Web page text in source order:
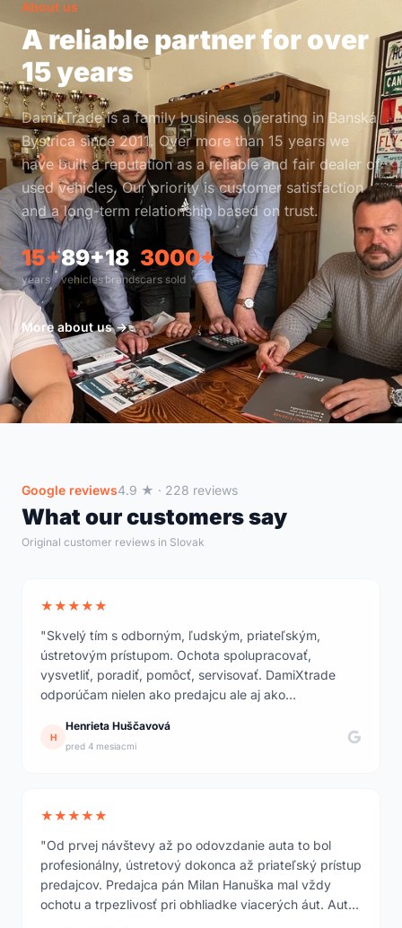
About us
A reliable partner for over
15 years
DamixTrade is a family business operating in Banská
Bystrica since 2011. Over more than 15 years we
have built a reputation as a reliable and fair dealer of
used vehicles. Our priority is customer satisfaction
and a long-term relationship based on trust.
15+
years
89+
vehicles
18
brands
3000+
cars sold
More about us →
Google reviews4.9 ★ · 228 reviews
What our customers say
Original customer reviews in Slovak
★★★★★
"Skvelý tím s odborným, ľudským, priateľským,
ústretovým prístupom. Ochota spolupracovať,
vysvetliť, poradiť, pomôcť, servisovať. DamiXtrade
odporúčam nielen ako predajcu ale aj ako
H
Henrieta Huščavová
pred 4 mesiacmi
★★★★★
"Od prvej návštevy až po odovzdanie auta to bol
profesionálny, ústretový dokonca až priateľský prístup
predajcov. Predajca pán Milan Hanuška mal vždy
ochotu a trpezlivosť pri obhliadke viacerých áut. Auto